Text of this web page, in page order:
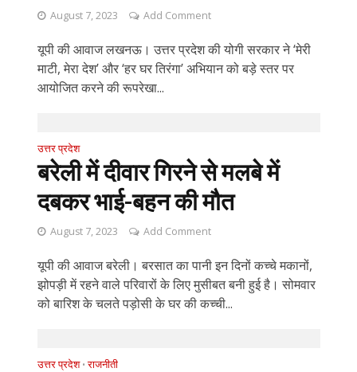
August 7, 2023 Add Comment
यूपी की आवाज लखनऊ। उत्तर प्रदेश की योगी सरकार ने ‘मेरी
माटी, मेरा देश’ और ‘हर घर तिरंगा’ अभियान को बड़े स्तर पर
आयोजित करने की रूपरेखा...
उत्तर प्रदेश
बरेली में दीवार गिरने से मलबे में
दबकर भाई-बहन की मौत
August 7, 2023 Add Comment
यूपी की आवाज बरेली। बरसात का पानी इन दिनों कच्चे मकानों,
झोपड़ी में रहने वाले परिवारों के लिए मुसीबत बनी हुई है। सोमवार
को बारिश के चलते पड़ोसी के घर की कच्ची...
उत्तर प्रदेश • राजनीती